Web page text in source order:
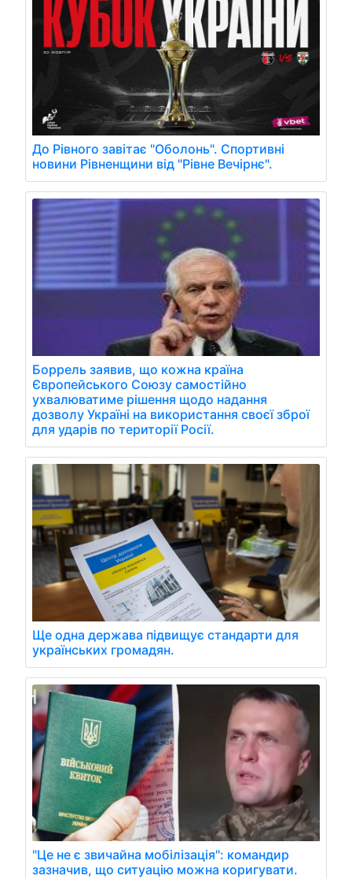
До Рівного завітає "Оболонь". Спортивні
новини Рівненщини від "Рівне Вечірнє".
Боррель заявив, що кожна країна
Європейського Союзу самостійно
ухвалюватиме рішення щодо надання
дозволу Україні на використання своєї зброї
для ударів по території Росії.
Ще одна держава підвищує стандарти для
українських громадян.
"Це не є звичайна мобілізація": командир
зазначив, що ситуацію можна коригувати.